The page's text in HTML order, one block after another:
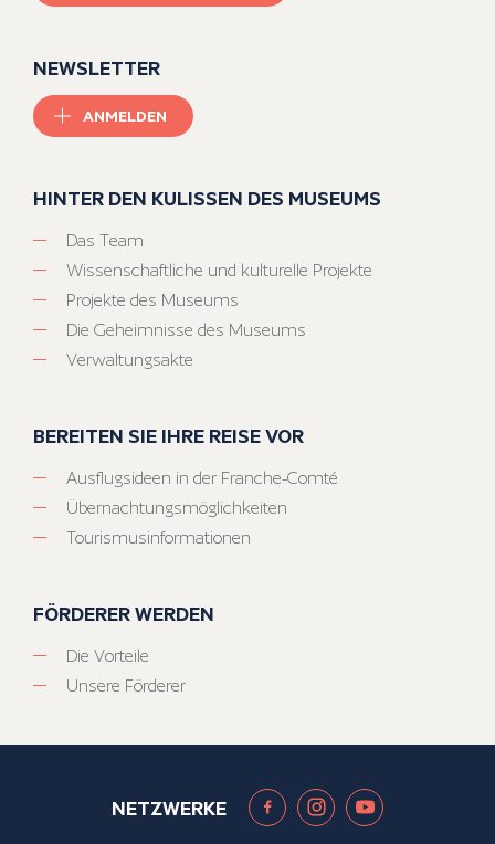
NEWSLETTER
ANMELDEN
HINTER DEN KULISSEN DES MUSEUMS
Das Team
Wissenschaftliche und kulturelle Projekte
Projekte des Museums
Die Geheimnisse des Museums
Verwaltungsakte
BEREITEN SIE IHRE REISE VOR
Ausflugsideen in der Franche-Comté
Übernachtungsmöglichkeiten
Tourismusinformationen
FÖRDERER WERDEN
Die Vorteile
Unsere Förderer
NETZWERKE